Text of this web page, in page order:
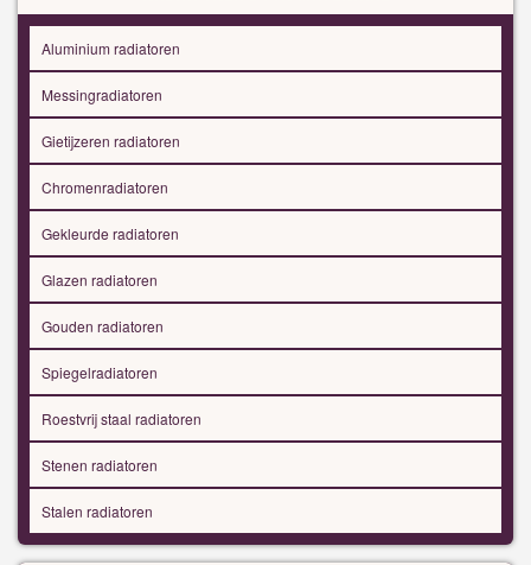
Aluminium radiatoren
Messingradiatoren
Gietijzeren radiatoren
Chromenradiatoren
Gekleurde radiatoren
Glazen radiatoren
Gouden radiatoren
Spiegelradiatoren
Roestvrij staal radiatoren
Stenen radiatoren
Stalen radiatoren